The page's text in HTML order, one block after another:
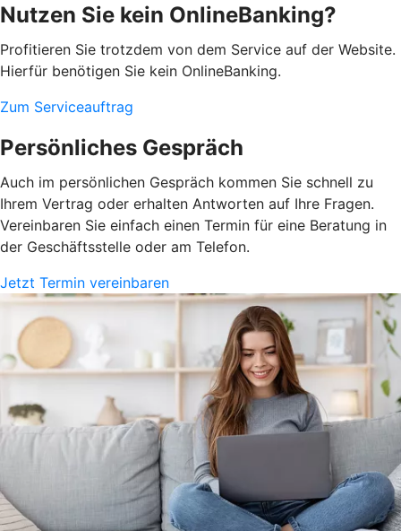
Nutzen Sie kein OnlineBanking?
Profitieren Sie trotzdem von dem Service auf der Website.
Hierfür benötigen Sie kein OnlineBanking.
Zum Serviceauftrag
Persönliches Gespräch
Auch im persönlichen Gespräch kommen Sie schnell zu
Ihrem Vertrag oder erhalten Antworten auf Ihre Fragen.
Vereinbaren Sie einfach einen Termin für eine Beratung in
der Geschäftsstelle oder am Telefon.
Jetzt Termin vereinbaren